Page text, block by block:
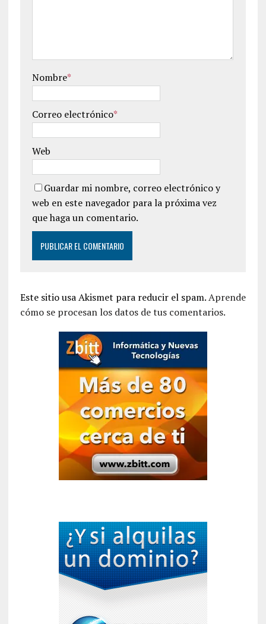
Nombre*
Correo electrónico*
Web
Guardar mi nombre, correo electrónico y
web en este navegador para la próxima vez
que haga un comentario.
Este sitio usa Akismet para reducir el spam.Aprende
cómo se procesan los datos de tus comentarios.